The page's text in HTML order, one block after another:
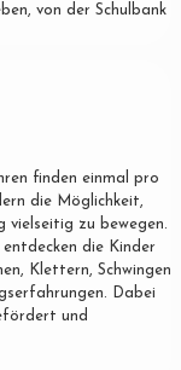
von der Schulbank
finden einmal pro
die Möglichkeit,
vielseitig zu bewegen.
die Kinder
Klettern, Schwingen
Dabei
und